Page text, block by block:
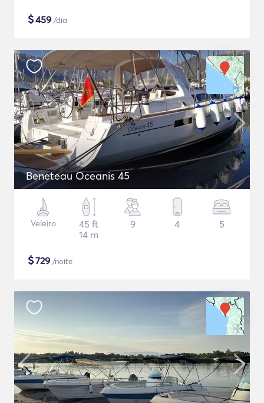
$459 /dia
Beneteau Oceanis 45
Veleiro
45 ft
14 m
9 4 5
$729 /noite